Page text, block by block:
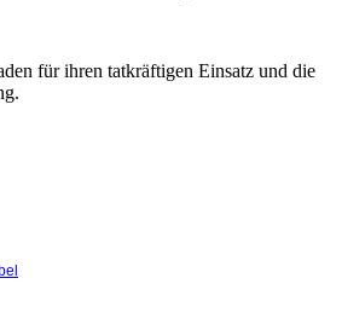
für ihren tatkräftigen Einsatz und die